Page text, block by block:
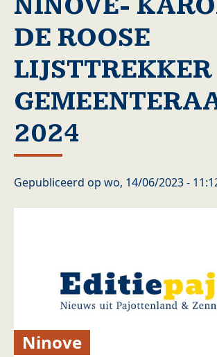
DE ROOSE
LIJSTTREKKER
2024
Gepubliceerd op wo, 14/06/2023 -
Ninove